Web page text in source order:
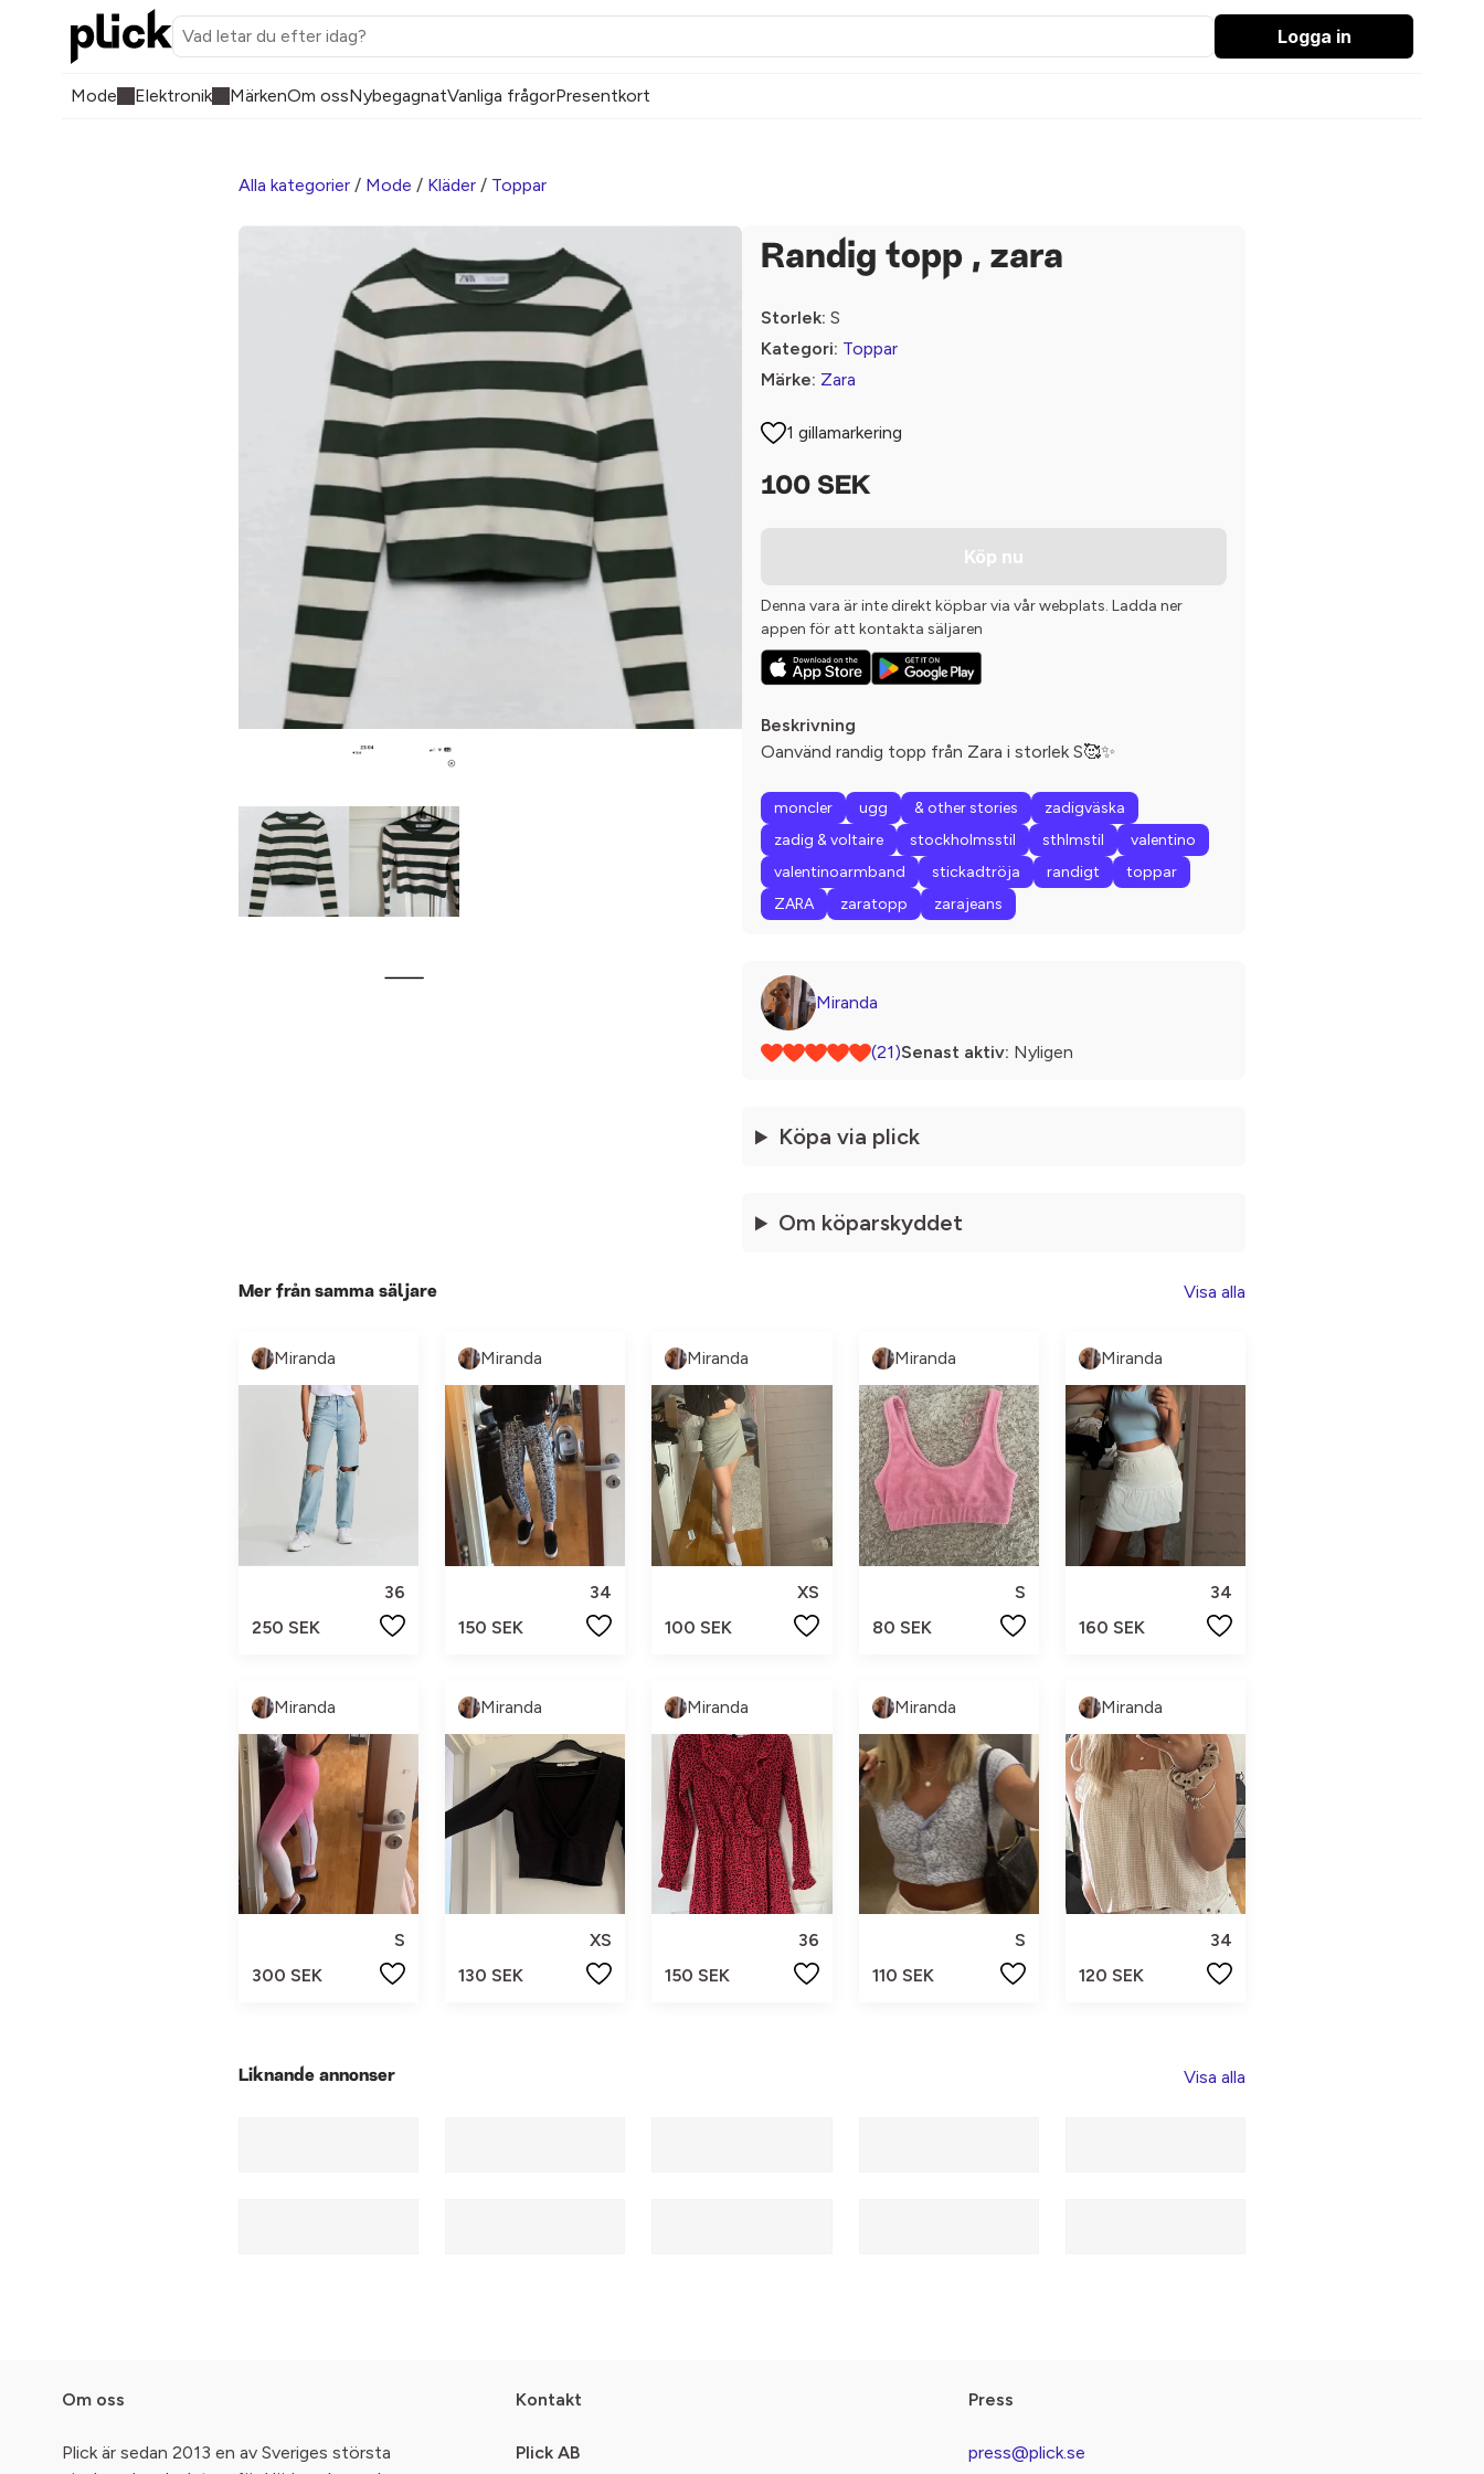
Logga in
Mode Elektronik MärkenOm ossNybegagnatVanliga frågorPresentkort
Alla kategorier / Mode / Kläder / Toppar
Randig topp , zara
Storlek: S
Kategori: Toppar
Märke: Zara
1 gillamarkering
100 SEK
Köp nu
Denna vara är inte direkt köpbar via vår webplats. Ladda ner
appen för att kontakta säljaren
Beskrivning
Oanvänd randig topp från Zara i storlek S🥰✨
moncler ugg & other stories
zadigväska
zadig & voltaire
stockholmsstil sthlmstil
valentino
valentinoarmband
stickadtröja randigt
toppar
ZARA
zaratopp zarajeans
Miranda
(21)Senast aktiv: Nyligen
Köpa via plick
Om köparskyddet
Mer från samma säljare Visa alla
Miranda
36
250 SEK
Miranda
34
150 SEK
Miranda
XS
100 SEK
Miranda
S
80 SEK
Miranda
34
160 SEK
Miranda
S
300 SEK
Miranda
XS
130 SEK
Miranda
36
150 SEK
Miranda
S
110 SEK
Miranda
34
120 SEK
Liknande annonser Visa alla
Om oss
Plick är sedan 2013 en av Sveriges största
Kontakt
Plick AB
Press
press@plick.se